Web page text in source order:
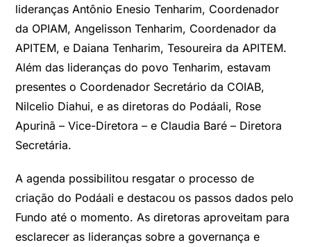
lideranças Antônio Enesio Tenharim, Coordenador
da OPIAM, Angelisson Tenharim, Coordenador da
APITEM, e Daiana Tenharim, Tesoureira da APITEM.
Além das lideranças do povo Tenharim, estavam
presentes o Coordenador Secretário da COIAB,
Nilcelio Diahui, e as diretoras do Podáali, Rose
Apurinã – Vice-Diretora – e Claudia Baré – Diretora
Secretária.
A agenda possibilitou resgatar o processo de
criação do Podáali e destacou os passos dados pelo
Fundo até o momento. As diretoras aproveitam para
esclarecer as lideranças sobre a governança e